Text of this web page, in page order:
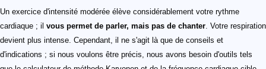
Un exercice d'intensité modérée élève considérablement votre rythme
cardiaque ; il vous permet de parler, mais pas de chanter. Votre respiration
devient plus intense. Cependant, il ne s'agit là que de conseils et
d'indications ; si nous voulons être précis, nous avons besoin d'outils tels